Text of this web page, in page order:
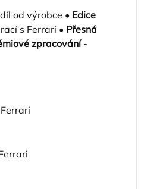
od výrobce • Edice
s Ferrari • Přesná
zpracování-